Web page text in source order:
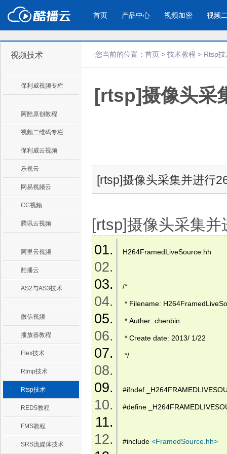
首页 产品中心
产品与新功能
视频加密防下载防录屏
教学课程全终端视频加密
防下载/防盗录/防录屏/防篡改
酷播云 | 企
免费稳定无
视频加密 视频
应用场景
企业宣传
企业视频宣传，提升企业形象
产品宣传
通过视频来展示
个人网站
为个人网站、博客论坛，添加视频
视频技术
保利威视频专栏
阿酷原创教程
视频二维码专栏
保利威云视频
乐视云
网易视频云
CC视频
腾讯云视频
阿里云视频
酷播云
AS2与AS3技术
微信视频
播放器教程
Flex技术
Rtmp技术
Rtsp技术
RED5教程
FMS教程
SRS流媒体技术
·您当前的位置： 首页 > 技术教程 > Rtsp技
[rtsp]摄像头采
[rtsp]摄像头采集并进行
[rtsp]摄像头采集
H264FramedLiveSource.hh
/*
* Filename:
* Auther: chenbin
* Create date: 2013/ 1/22
*/
#ifndef
#define
#include <FramedSource.hh>